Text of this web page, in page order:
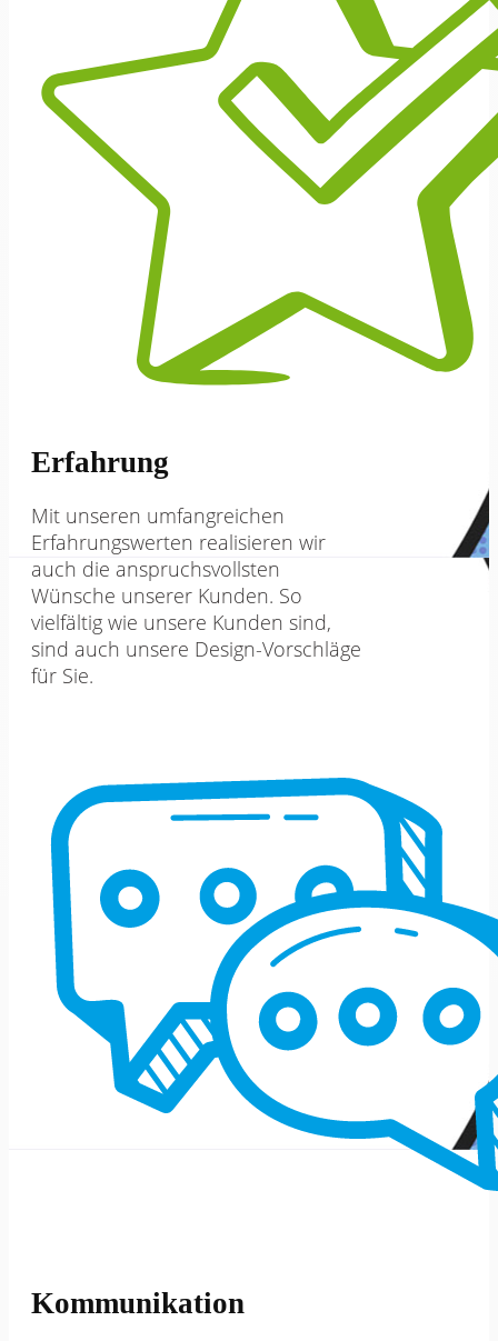
Erfahrung
Mit unseren umfangreichen
Erfahrungswerten realisieren wir
auch die anspruchsvollsten
Wünsche unserer Kunden. So
vielfältig wie unsere Kunden sind,
sind auch unsere Design-Vorschläge
für Sie.
Kommunikation